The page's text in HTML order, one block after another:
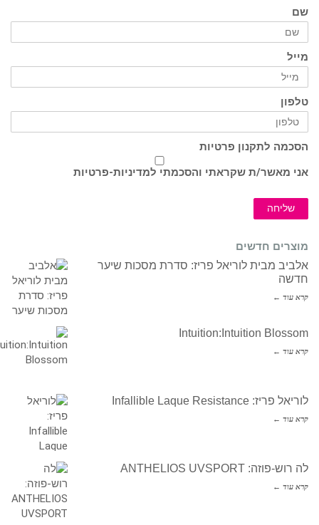
שם
מייל
טלפון
הסכמה לתקנון פרטיות
אני מאשר/ת שקראתי והסכמתי למדיניות-פרטיות
שליחה
מוצרים חדשים
אלביב מבית לוריאל פריז: סדרת מסכות שיער
חדשה
קרא עוד ←
Intuition:Intuition Blossom
קרא עוד ←
לוריאל פריז: Infallible Laque Resistance
קרא עוד ←
לה רוש-פוזה: ANTHELIOS UVSPORT
קרא עוד ←